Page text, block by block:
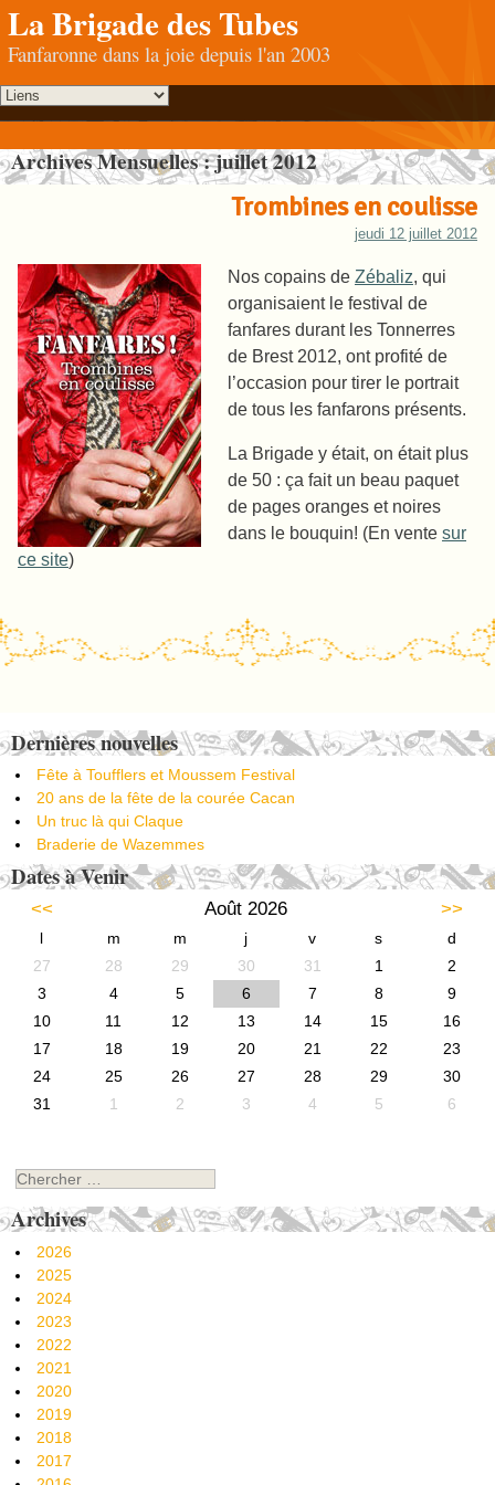
La Brigade des Tubes
Fanfaronne dans la joie depuis l'an 2003
Archives Mensuelles :juillet 2012
Trombines en coulisse
jeudi 12 juillet 2012
Nos copains de Zébaliz, qui
organisaient le festival de
fanfares durant les Tonnerres
de Brest 2012, ont profité de
l’occasion pour tirer le portrait
de tous les fanfarons présents.
La Brigade y était, on était plus
de 50 : ça fait un beau paquet
de pages oranges et noires
dans le bouquin! (En vente sur
ce site)
Post navigation
Dernières nouvelles
Fête à Toufflers et Moussem Festival
20 ans de la fête de la courée Cacan
Un truc là qui Claque
Braderie de Wazemmes
Dates à Venir
<< Août 2026 >>
l m m j v s
d
27
28 29 30 31 1
2
3
4 5 6 7 8
9
10
11 12 13 14 15
16
17
18 19 20 21 22
23
24
25 26 27 28 29
30
31
1 2 3 4 5 6
Chercher
Archives
2026
2025
2024
2023
2022
2021
2020
2019
2018
2017